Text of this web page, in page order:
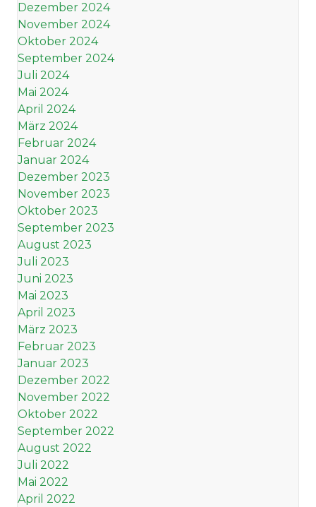
Dezember 2024
November 2024
Oktober 2024
September 2024
Juli 2024
Mai 2024
April 2024
März 2024
Februar 2024
Januar 2024
Dezember 2023
November 2023
Oktober 2023
September 2023
August 2023
Juli 2023
Juni 2023
Mai 2023
April 2023
März 2023
Februar 2023
Januar 2023
Dezember 2022
November 2022
Oktober 2022
September 2022
August 2022
Juli 2022
Mai 2022
April 2022